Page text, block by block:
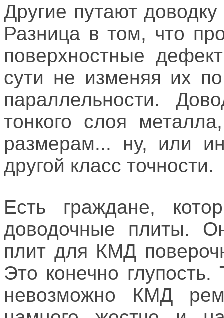
Другие путают
Разница в том, что
поверхностные
сути не изменяя их
параллельности.
тонкого слоя
размерам... ну, или
другой класс точности.
Есть граждане,
доводочные плиты.
плит для КМД
Это конечно
невозможно КМД